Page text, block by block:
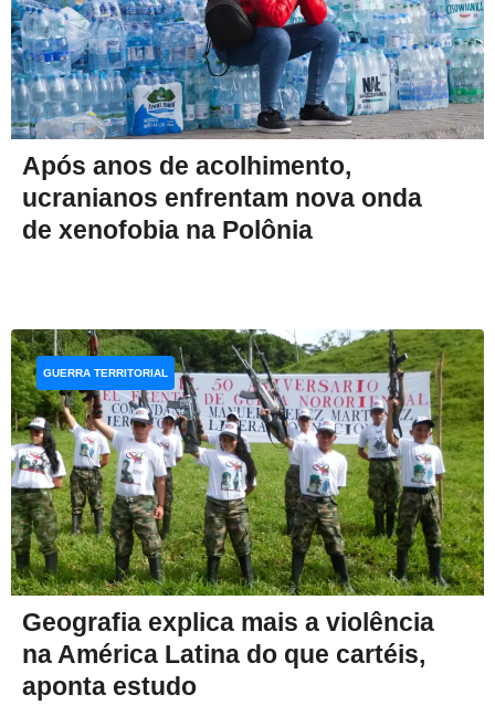
Após anos de acolhimento,
ucranianos enfrentam nova onda
de xenofobia na Polônia
Geografia explica mais a violência
na América Latina do que cartéis,
aponta estudo
GUERRA TERRITORIAL